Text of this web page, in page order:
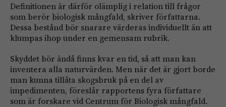
Definitionen är därför olämplig i relation till frågor
som berör biologisk mångfald, skriver författarna.
Dessa bestånd bör snarare värderas individuellt än att
klumpas ihop under en gemensam rubrik.
Skyddet bör ändå finns kvar en tid, så att man kan
inventera alla naturvärden. Men när det är gjort borde
man kunna tillåta skogsbruk på en del av
impedimenten, föreslår rapportens fyra författare
som är forskare vid Centrum för Biologisk mångfald.